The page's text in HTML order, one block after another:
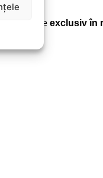
se servește exclusiv în